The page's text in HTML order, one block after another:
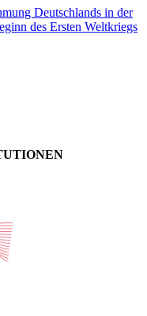
Deutschlands in der
des Ersten Weltkriegs